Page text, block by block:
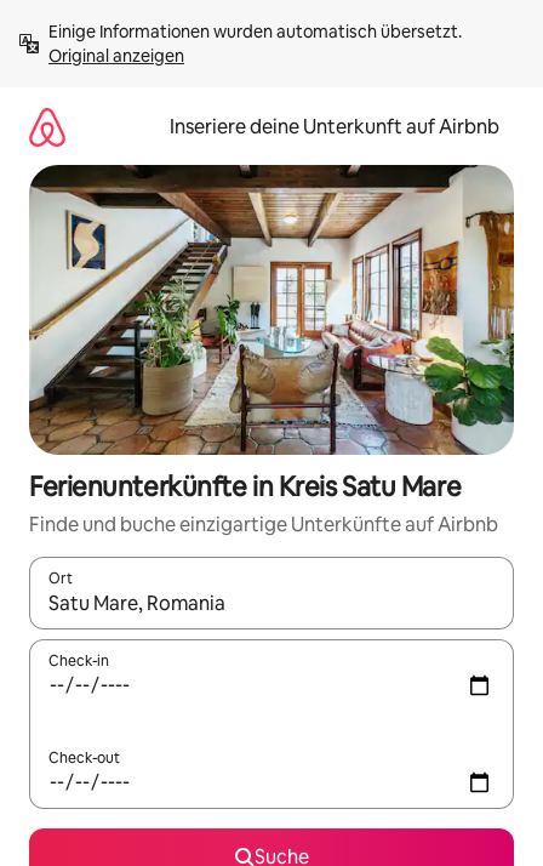
Inhalten
springenOriginal anzeigen
Inseriere deine Unterkunft auf Airbnb
Ferienunterkünfte in Kreis Satu Mare
Finde und buche einzigartige Unterkünfte auf Airbnb
Ort
Wenn Ergebnisse verfügbar sind, navigiere mit den
Check-in
Check-out
Suche